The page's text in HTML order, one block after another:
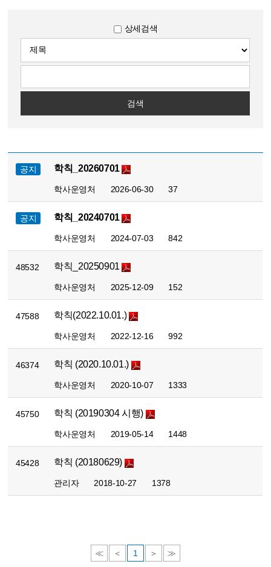
상세검색
검색
공지 학칙_20260701
학사운영처 2026-06-30 37
공지 학칙_20240701
학사운영처 2024-07-03 842
48532 학칙_20250901
학사운영처 2025-12-09 152
47588 학칙(2022.10.01.)
학사운영처 2022-12-16 992
46374 학칙 (2020.10.01.)
학사운영처 2020-10-07 1333
45750 학칙 (20190304 시행)
학사운영처 2019-05-14 1448
45428 학칙 (20180629)
관리자 2018-10-27 1378
≪ ＜ 1 ＞ ≫